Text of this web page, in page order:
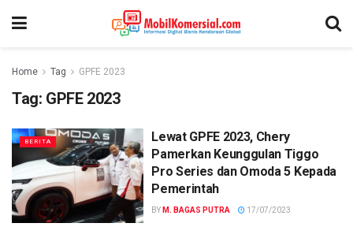
Home Tag GPFE 2023
Tag: GPFE 2023
BERITA
Lewat GPFE 2023, Chery
Pamerkan Keunggulan Tiggo
Pro Series dan Omoda 5 Kepada
Pemerintah
BY M. BAGAS PUTRA 17/07/2023